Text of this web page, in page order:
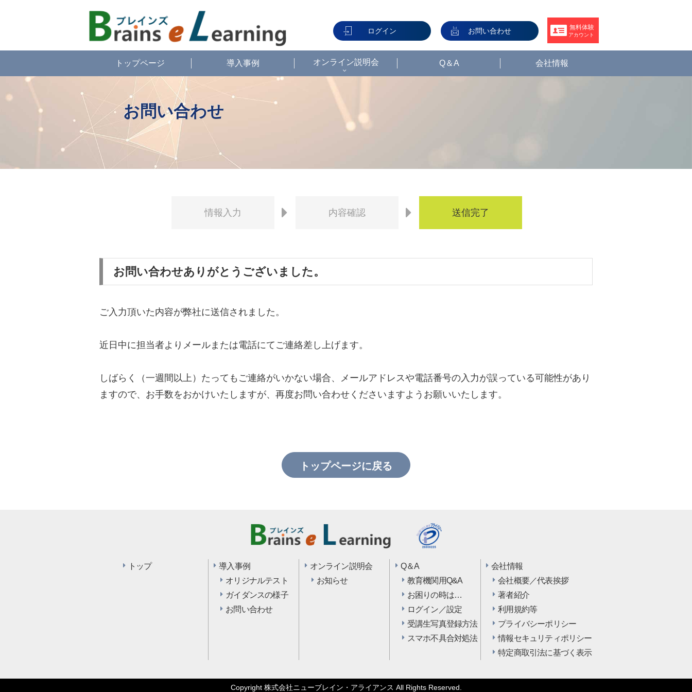
ログイン お問い合わせ 無料体験
アカウント
トップページ 導入事例 オンライン説明会 Q＆A 会社情報
お問い合わせ
情報 入力 内容確認 送信完了
お問い合わせありがとうございました。
ご入力頂いた内容が弊社に送信されました。
近日中に担当者よりメールまたは電話にてご連絡差し上げます。
しばらく（一週間以上）たってもご連絡がいかない場合、メールアドレスや電話番号の入力が誤っている可能性があり
ますので、お手数をおかけいたしますが、再度お問い合わせくださいますようお願いいたします。
トップページに戻る
トップ
導入事例
オリジナルテスト
ガイダンスの様子
お問い合わせ
オンライン説明会
お知らせ
Q＆A
教育機関用Q&A
お困りの時は…
ログイン／設定
受講生写真登録方法
スマホ不具合対処法
会社情報
会社概要／代表挨拶
著者紹介
利用規約等
プライバシーポリシー
情報セキュリティポリシー
特定商取引法に基づく表示
Copyright 株式会社ニューブレイン・アライアンス All Rights Reserved.